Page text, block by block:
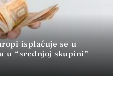
isplaćuje se u
u “srednjoj skupini”